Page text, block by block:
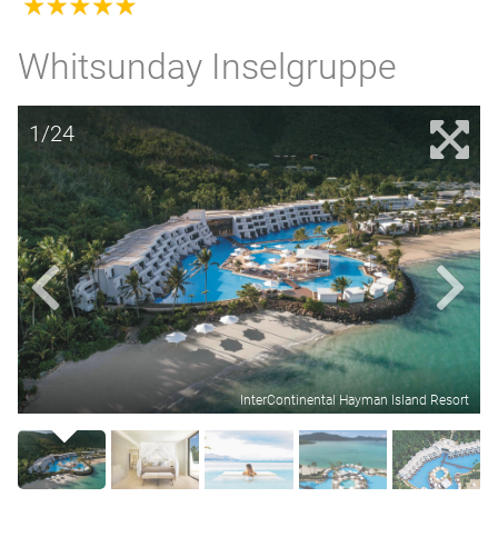
5.0
Whitsunday Inselgruppe
1/24
InterContinental Hayman Island Resort